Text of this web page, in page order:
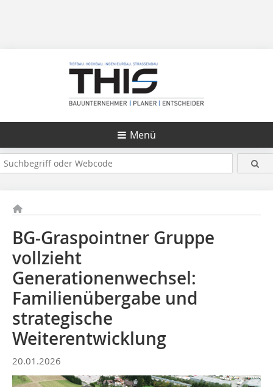
Menü
BG-Graspointner Gruppe
vollzieht
Generationenwechsel:
Familienübergabe und
strategische
Weiterentwicklung
20.01.2026